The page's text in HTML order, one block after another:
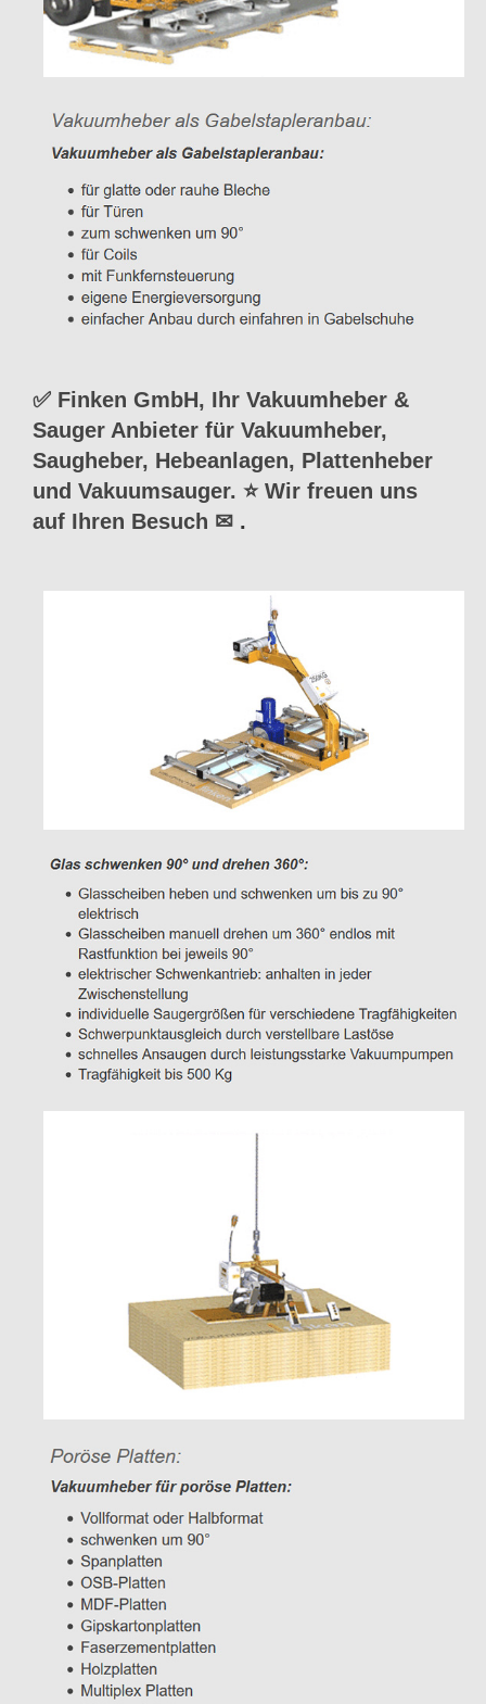
✅ Finken GmbH, Ihr Vakuumheber &
Sauger Anbieter für Vakuumheber,
Saugheber, Hebeanlagen, Plattenheber
und Vakuumsauger. ⭐ Wir freuen uns
auf Ihren Besuch ✉ .